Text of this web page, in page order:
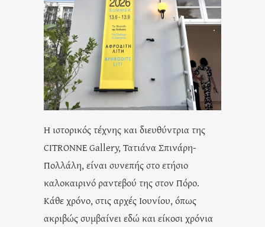
Η ιστορικός τέχνης και διευθύντρια της
CITRONNE Gallery, Τατιάνα Σπινάρη-
Πολλάλη, είναι συνεπής στο ετήσιο
καλοκαιρινό ραντεβού της στον Πόρο.
Κάθε χρόνο, στις αρχές Ιουνίου, όπως
ακριβώς συμβαίνει εδώ και είκοσι χρόνια